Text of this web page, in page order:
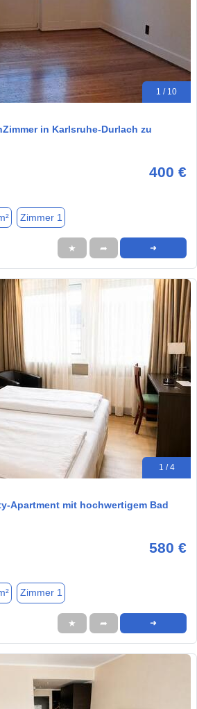
1 / 10
in Karlsruhe-Durlach zu
400 €
Zimmer 1
★ ➦ ➜
1 / 4
Apartment mit hochwertigem Bad
580 €
Zimmer 1
★ ➦ ➜